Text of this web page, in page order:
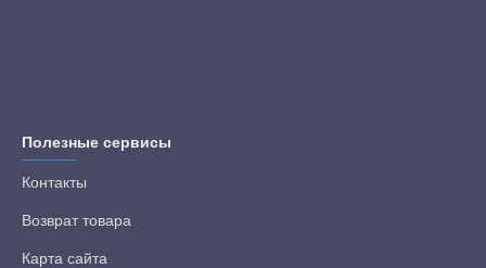
Полезные сервисы
Контакты
Возврат товара
Карта сайта